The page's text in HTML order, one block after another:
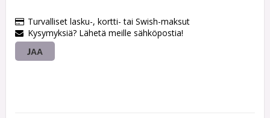
Turvalliset lasku-, kortti- tai Swish-maksut
Kysymyksiä? Lähetä meille sähköpostia!
JAA